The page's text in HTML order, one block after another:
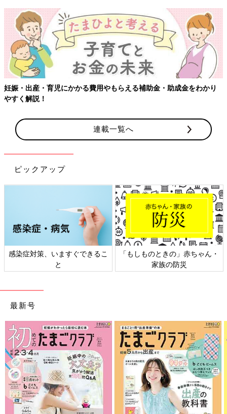
妊娠・出産・育児にかかる費用やもらえる補助金・助成金をわかり
やすく解説！
連載一覧へ
ピックアップ
感染症対策、いますぐできるこ
と
「もしものときの」赤ちゃん・
家族の防災
最新号